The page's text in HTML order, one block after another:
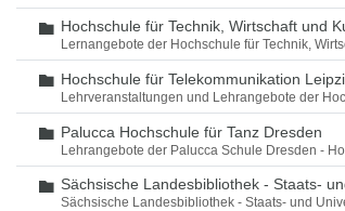
Ordner
Hochschule für Technik, Wirtschaft und
Lernangebote der Hochschule für Technik,
Ordner
Hochschule für Telekommunikation
Lehrveranstaltungen und Lehrangebote der
Ordner
Palucca Hochschule für Tanz Dresden
Lehrangebote der Palucca Schule Dresden -
Ordner
Sächsische Landesbibliothek - Staats-
Sächsische Landesbibliothek - Staats- und